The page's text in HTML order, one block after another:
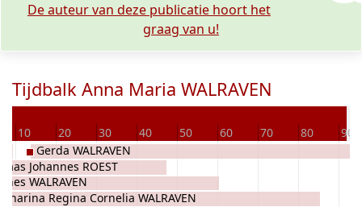
De auteur van deze publicatie hoort het
graag van u!
Tijdbalk Anna Maria WALRAVEN
10 20 30 40 50 60 70 80 90
WALRAVEN
Johannes ROEST
Regina Cornelia WALRAVEN
Gerda WALRAVEN